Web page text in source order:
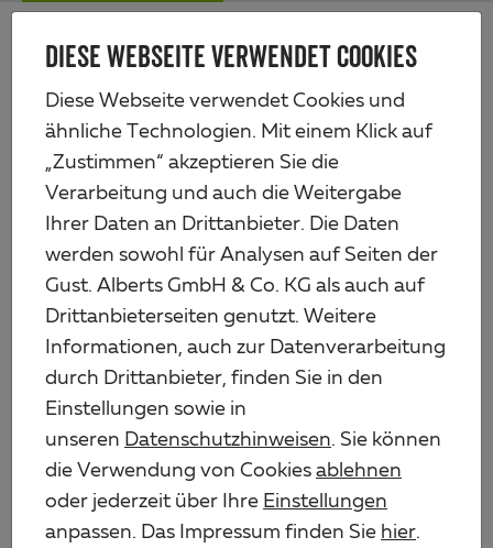
DIESE WEBSEITE VERWENDET COOKIES
Diese Webseite verwendet Cookies und
ähnliche Technologien. Mit einem Klick auf
„Zustimmen“ akzeptieren Sie die
Verarbeitung und auch die Weitergabe
Ihrer Daten an Drittanbieter. Die Daten
werden sowohl für Analysen auf Seiten der
Gust. Alberts GmbH & Co. KG als auch auf
Drittanbieterseiten genutzt. Weitere
Informationen, auch zur Datenverarbeitung
durch Drittanbieter, finden Sie in den
Einstellungen sowie in
unseren Datenschutzhinweisen. Sie können
die Verwendung von Cookies ablehnen
oder jederzeit über Ihre Einstellungen
anpassen. Das Impressum finden Sie hier.
Zum
Alberts
Produkte Profile & Bleche Profile aus Aluminium BA-Profil, Vierkant